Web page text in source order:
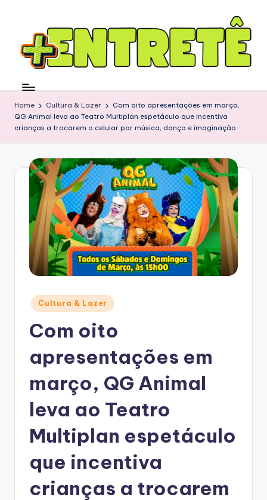
Home Cultura & Lazer
Com oito apresentações em março,
QG Animal leva ao Teatro Multiplan espetáculo que incentiva
crianças a trocarem o celular por música, dança e imaginação
Posted
in
Cultura & Lazer
Com oito
apresentações em
março, QG Animal
leva ao Teatro
Multiplan espetáculo
que incentiva
crianças a trocarem